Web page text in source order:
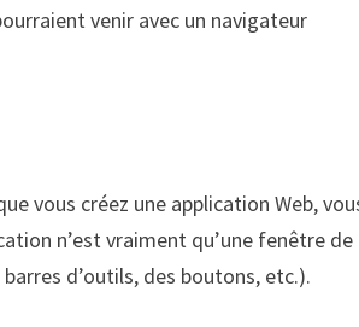
venir avec un navigateur
vous créez une application Web,
n’est vraiment qu’une fenêtre de
d’outils, des boutons, etc.).